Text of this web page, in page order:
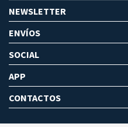
NEWSLETTER
ENVÍOS
SOCIAL
APP
CONTACTOS